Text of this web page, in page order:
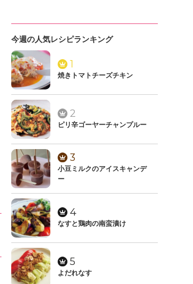
今週の人気レシピランキング
1
焼きトマトチーズチキン
2
ピリ辛ゴーヤーチャンプルー
3
小豆ミルクのアイスキャンデ
ー
4
なすと鶏肉の南蛮漬け
5
よだれなす